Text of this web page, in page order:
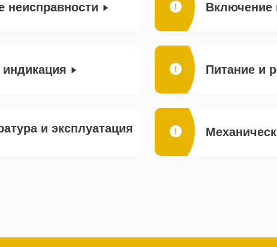
неисправности Включение
Питание и
и эксплуатация